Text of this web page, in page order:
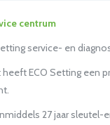
centrum
service- en
ECO Setting een
27 jaar sleutel-